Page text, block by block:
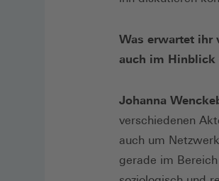
Was erwartet ihr
auch im Hinblick
Johanna
verschiedenen
auch um
gerade im